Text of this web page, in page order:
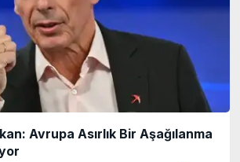
Avrupa Asırlık Bir Aşağılanma